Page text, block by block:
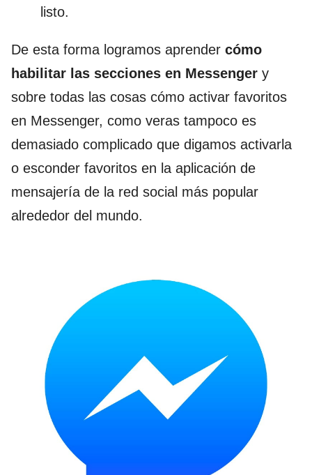
listo.
De esta forma logramos aprender cómo
habilitar las secciones en Messenger y
sobre todas las cosas cómo activar favoritos
en Messenger, como veras tampoco es
demasiado complicado que digamos activarla
o esconder favoritos en la aplicación de
mensajería de la red social más popular
alrededor del mundo.